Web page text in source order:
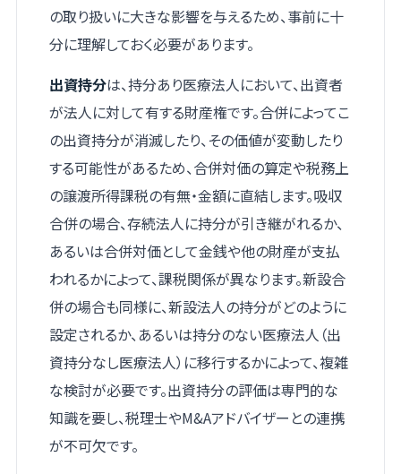
の取り扱いに大きな影響を与えるため、事前に十
分に理解しておく必要があります。
出資持分は、持分あり医療法人において、出資者
が法人に対して有する財産権です。合併によってこ
の出資持分が消滅したり、その価値が変動したり
する可能性があるため、合併対価の算定や税務上
の譲渡所得課税の有無・金額に直結します。吸収
合併の場合、存続法人に持分が引き継がれるか、
あるいは合併対価として金銭や他の財産が支払
われるかによって、課税関係が異なります。新設合
併の場合も同様に、新設法人の持分がどのように
設定されるか、あるいは持分のない医療法人（出
資持分なし医療法人）に移行するかによって、複雑
な検討が必要です。出資持分の評価は専門的な
知識を要し、税理士やM&Aアドバイザーとの連携
が不可欠です。